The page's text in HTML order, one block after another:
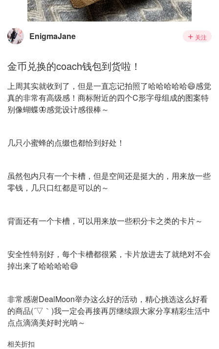
EnigmaJane 关注
金币兑换的coach钱包到货啦！
上周其实就收到了，但是一直忘记拍照了哈哈哈哈哈😄感觉
真的非常有高级感！商标附近的四个C形字母组成的图案特
别像蝴蝶🦋感觉设计感很棒～
几只小蜜蜂的点缀也都恰到好处！
虽然包内只有一个卡槽，但是空间还是挺大的，用来放一些
零钱，几只口红都是可以的～
背面还有一个卡槽，可以用来放一些积分卡之类的卡片～
安全性特别好，每个卡槽都很紧，卡片放进去了就绝对不会
掉出来了哈哈哈哈😄
非常感谢DealMoon举办这么好的活动，精心挑选这么好看
的商品(´▽｀)我一定会再接再厉继续跟大家分享精彩生活中
点点滴滴美好时光呐～
相关折扣